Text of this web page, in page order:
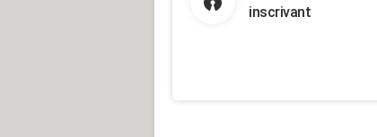
inscrivant